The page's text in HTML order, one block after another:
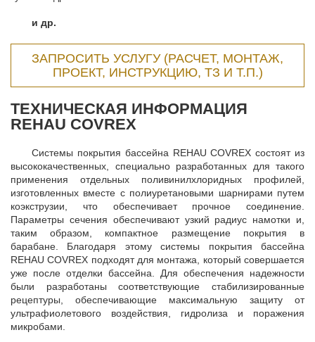
и др.
ЗАПРОСИТЬ УСЛУГУ (РАСЧЕТ, МОНТАЖ,
ПРОЕКТ, ИНСТРУКЦИЮ, ТЗ И Т.П.)
ТЕХНИЧЕСКАЯ ИНФОРМАЦИЯ
REHAU COVREX
Системы покрытия бассейна REHAU COVREX состоят из
высококачественных, специально разработанных для такого
применения отдельных поливинилхлоридных профилей,
изготовленных вместе с полиуретановыми шарнирами путем
коэкструзии, что обеспечивает прочное соединение.
Параметры сечения обеспечивают узкий радиус намотки и,
таким образом, компактное размещение покрытия в
барабане. Благодаря этому системы покрытия бассейна
REHAU COVREX подходят для монтажа, который совершается
уже после отделки бассейна. Для обеспечения надежности
были разработаны соответствующие стабилизированные
рецептуры, обеспечивающие максимальную защиту от
ультрафиолетового воздействия, гидролиза и поражения
микробами.